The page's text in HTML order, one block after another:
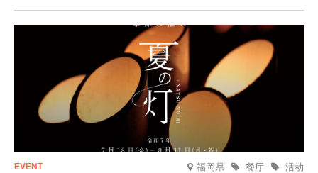
福岡県 活动
餐厅